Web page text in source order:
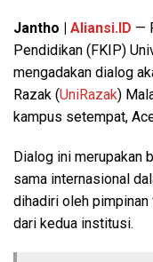
Jantho | Aliansi.ID —
Pendidikan (FKIP)
mengadakan dialog
Razak (UniRazak)
kampus setempat,
Dialog ini merupakan
sama internasional
dihadiri oleh
dari kedua institusi.